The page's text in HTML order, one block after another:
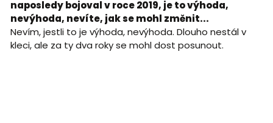
naposledy bojoval v roce 2019, je to výhoda,
nevýhoda, nevíte, jak se mohl změnit...
Nevím, jestli to je výhoda, nevýhoda. Dlouho nestál v
kleci, ale za ty dva roky se mohl dost posunout.